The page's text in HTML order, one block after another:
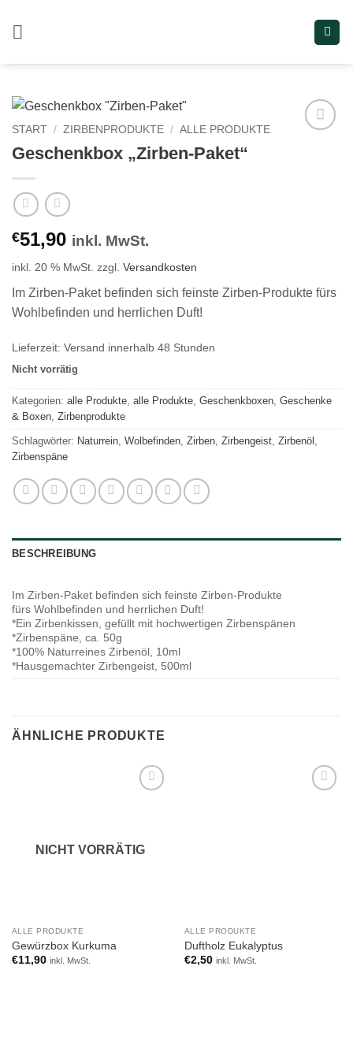
Inhalt
START / ZIRBENPRODUKTE / ALLE PRODUKTE
Geschenkbox „Zirben-Paket“
€51,90 inkl. MwSt.
inkl. 20 % MwSt. zzgl. Versandkosten
Im Zirben-Paket befinden sich feinste Zirben-Produkte fürs
Wohlbefinden und herrlichen Duft!
Lieferzeit: Versand innerhalb 48 Stunden
Nicht vorrätig
Kategorien: alle Produkte alle Produkte Geschenkboxen Geschenke
& Boxen Zirbenprodukte
Schlagwörter: Naturrein Wolbefinden Zirben Zirbengeist Zirbenöl
Zirbenspäne
BESCHREIBUNG
Im Zirben-Paket befinden sich feinste Zirben-Produkte
fürs Wohlbefinden und herrlichen Duft!
*Ein Zirbenkissen, gefüllt mit hochwertigen Zirbenspänen
*Zirbenspäne, ca. 50g
*100% Naturreines Zirbenöl, 10ml
*Hausgemachter Zirbengeist, 500ml
ÄHNLICHE PRODUKTE
NICHT VORRÄTIG
ALLE PRODUKTE
Gewürzbox Kurkuma
€11,90 inkl. MwSt.
ALLE PRODUKTE
Duftholz Eukalyptus
€2,50 inkl. MwSt.